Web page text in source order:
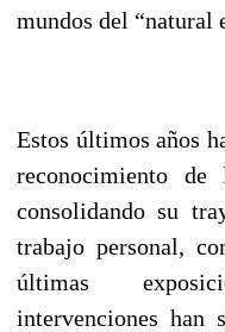
mundos del “natural
Estos últimos años
reconocimiento
consolidando su
trabajo personal,
últimas
intervenciones han